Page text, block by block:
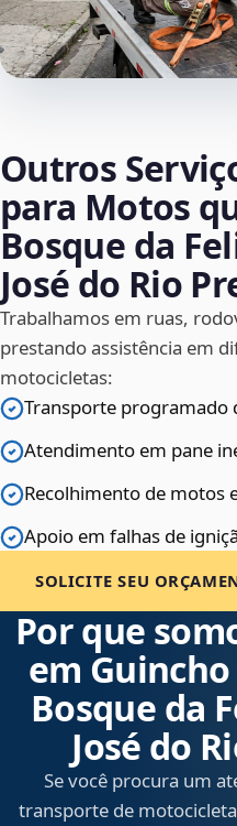
Outros
para Motos
Bosque da
José do Rio
Trabalhamos em ruas,
prestando assistência em
motocicletas:
Transporte programado
Atendimento em pane
Recolhimento de motos
Apoio em falhas de
SOLICITE SEU
Por que
em
Bosque da
José do
Se você procura um
transporte de